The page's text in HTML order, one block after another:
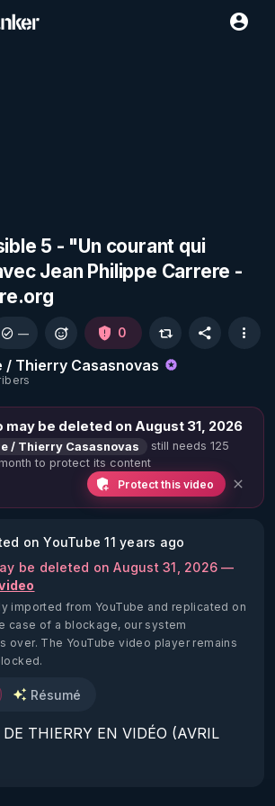
5 - "Un courant qui
Jean Philippe Carrere -
/ Thierry Casasnovas
— 0
may be deleted on August 31, 2026
/ Thierry Casasnovas
still needs 125
to protect its content
Protect this video
on YouTube 11 years ago
be deleted on August 31, 2026 —
imported from YouTube and replicated on
case of a blockage, our system
over. The YouTube video player remains
Résumé
THIERRY EN VIDÉO (AVRIL